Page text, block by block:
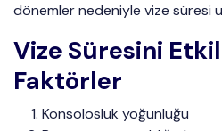
dönemler nedeniyle vize süresi
Vize Süresini
Faktörler
Konsolosluk yoğunluğu